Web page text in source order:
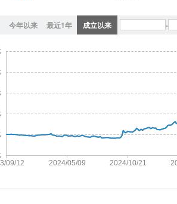
今年以来 最近1年 成立以来 -